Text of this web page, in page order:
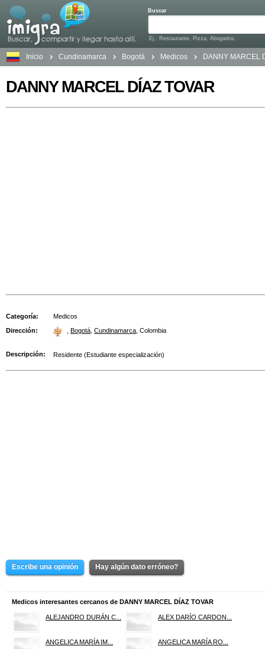
Buscar
Ej.: Restaurante, Pizza, Abogados.
Inicio Cundinamarca Bogotá Medicos DANNY MARCEL
DANNY MARCEL DÍAZ TOVAR
Categoría:
Medicos
Dirección:
Bogotá Cundinamarca Colombia
Descripción: Residente (Estudiante especialización)
Escribe una opinión Hay algún dato erróneo?
Medicos interesantes cercanos de DANNY MARCEL DÍAZ TOVAR
ALEJANDRO DURÁN C... ALEX DARÍO CARDON...
ANGELICA MARÍA IM... ANGELICA MARÍA RO...